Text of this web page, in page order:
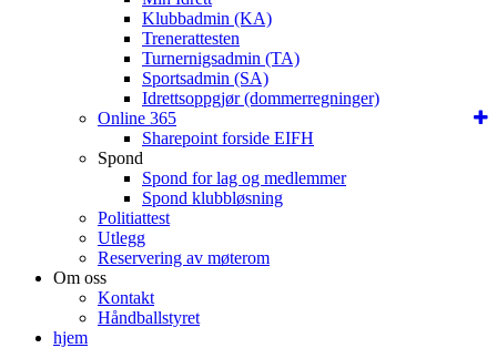
Klubbadmin (KA)
Trenerattesten
Turnernigsadmin (TA)
Sportsadmin (SA)
Idrettsoppgjør (dommerregninger)
Online 365
Sharepoint forside EIFH
Spond
Spond for lag og medlemmer
Spond klubbløsning
Politiattest
Utlegg
Reservering av møterom
Om oss
Kontakt
Håndballstyret
hjem